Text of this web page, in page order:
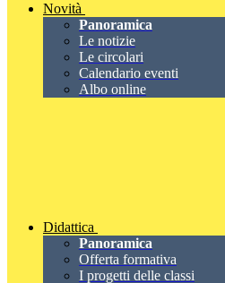
Novità
Panoramica
Le notizie
Le circolari
Calendario eventi
Albo online
Didattica
Panoramica
Offerta formativa
I progetti delle classi